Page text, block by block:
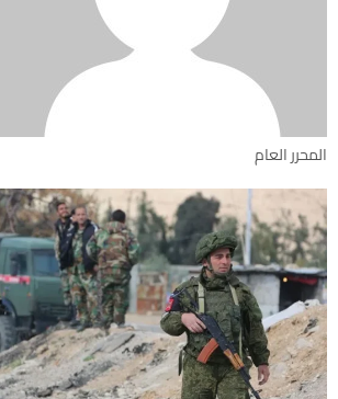
المحرر العام